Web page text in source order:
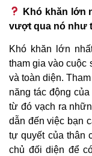
Khó khăn lớn
vượt qua nó như
Khó khăn lớn
tham gia vào cuộc
và toàn diện.
năng tác động
từ đó vạch ra
dẫn đến việc bạn
tự quyết của thân
chủ đối diện để